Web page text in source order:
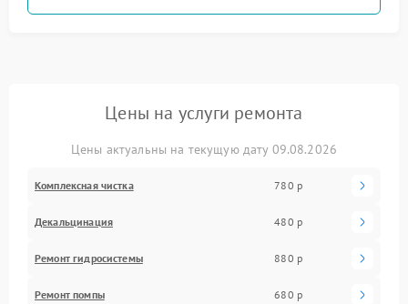
Цены на услуги ремонта
Цены актуальны на текущую дату 09.08.2026
Комплексная чистка 780 р
Декальцинация 480 р
Ремонт гидросистемы 880 р
Ремонт помпы 680 р